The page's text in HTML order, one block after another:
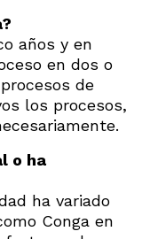
años y en
en dos o
de
los procesos,
o ha
ha variado
Conga en